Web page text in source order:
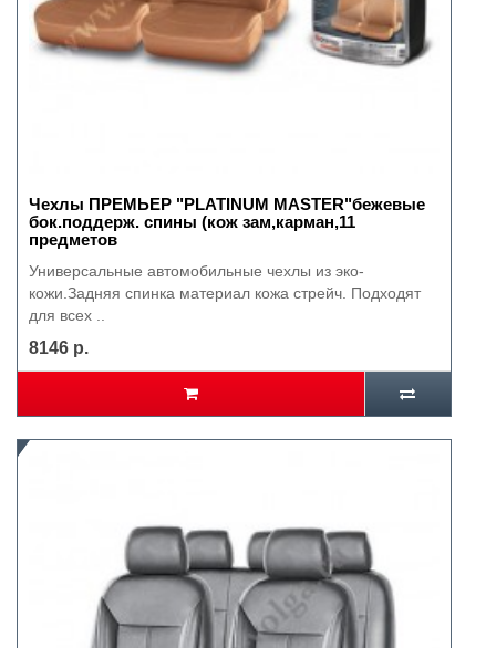
Чехлы ПРЕМЬЕР "PLATINUM MASTER"бежевые
бок.поддерж. спины (кож зам,карман,11
предметов
Универсальные автомобильные чехлы из эко-
кожи.Задняя спинка материал кожа стрейч. Подходят
для всех ..
8146 р.